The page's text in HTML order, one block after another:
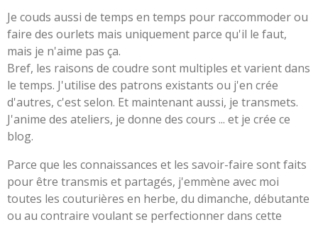
Je couds aussi de temps en temps pour raccommoder ou
faire des ourlets mais uniquement parce qu'il le faut,
mais je n'aime pas ça.
Bref, les raisons de coudre sont multiples et varient dans
le temps. J'utilise des patrons existants ou j'en crée
d'autres, c'est selon. Et maintenant aussi, je transmets.
J'anime des ateliers, je donne des cours ... et je crée ce
blog.
Parce que les connaissances et les savoir-faire sont faits
pour être transmis et partagés, j'emmène avec moi
toutes les couturières en herbe, du dimanche, débutante
ou au contraire voulant se perfectionner dans cette